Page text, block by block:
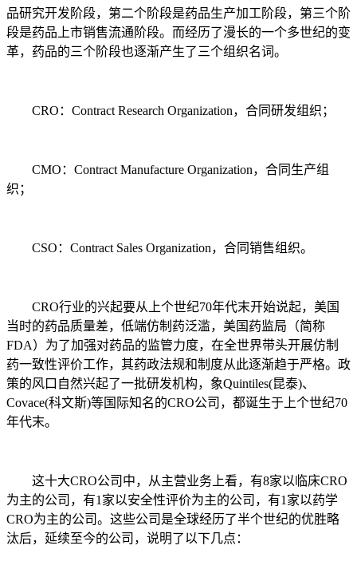
品研究开发阶段，第二个阶段是药品生产加工阶段，第三个阶
段是药品上市销售流通阶段。而经历了漫长的一个多世纪的变
革，药品的三个阶段也逐渐产生了三个组织名词。
CRO：Contract Research Organization，合同研发组织；
CMO：Contract Manufacture Organization，合同生产组
织；
CSO：Contract Sales Organization，合同销售组织。
CRO行业的兴起要从上个世纪70年代末开始说起，美国
当时的药品质量差，低端仿制药泛滥，美国药监局（简称
FDA）为了加强对药品的监管力度，在全世界带头开展仿制
药一致性评价工作，其药政法规和制度从此逐渐趋于严格。政
策的风口自然兴起了一批研发机构，象Quintiles(昆泰)、
Covace(科文斯)等国际知名的CRO公司，都诞生于上个世纪70
年代末。
这十大CRO公司中，从主营业务上看，有8家以临床CRO
为主的公司，有1家以安全性评价为主的公司，有1家以药学
CRO为主的公司。这些公司是全球经历了半个世纪的优胜略
汰后，延续至今的公司，说明了以下几点：